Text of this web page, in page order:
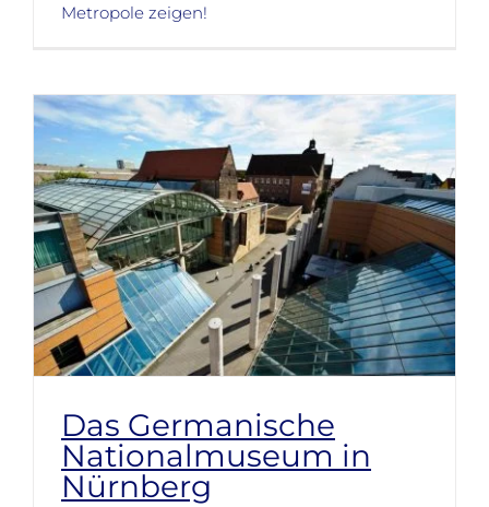
Metropole zeigen!
Das Germanische
Nationalmuseum in
Nürnberg